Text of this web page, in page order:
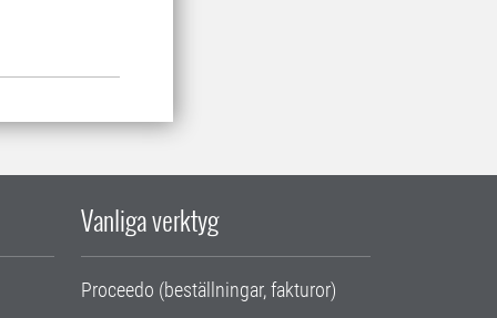
Vanliga verktyg
Proceedo (beställningar, fakturor)